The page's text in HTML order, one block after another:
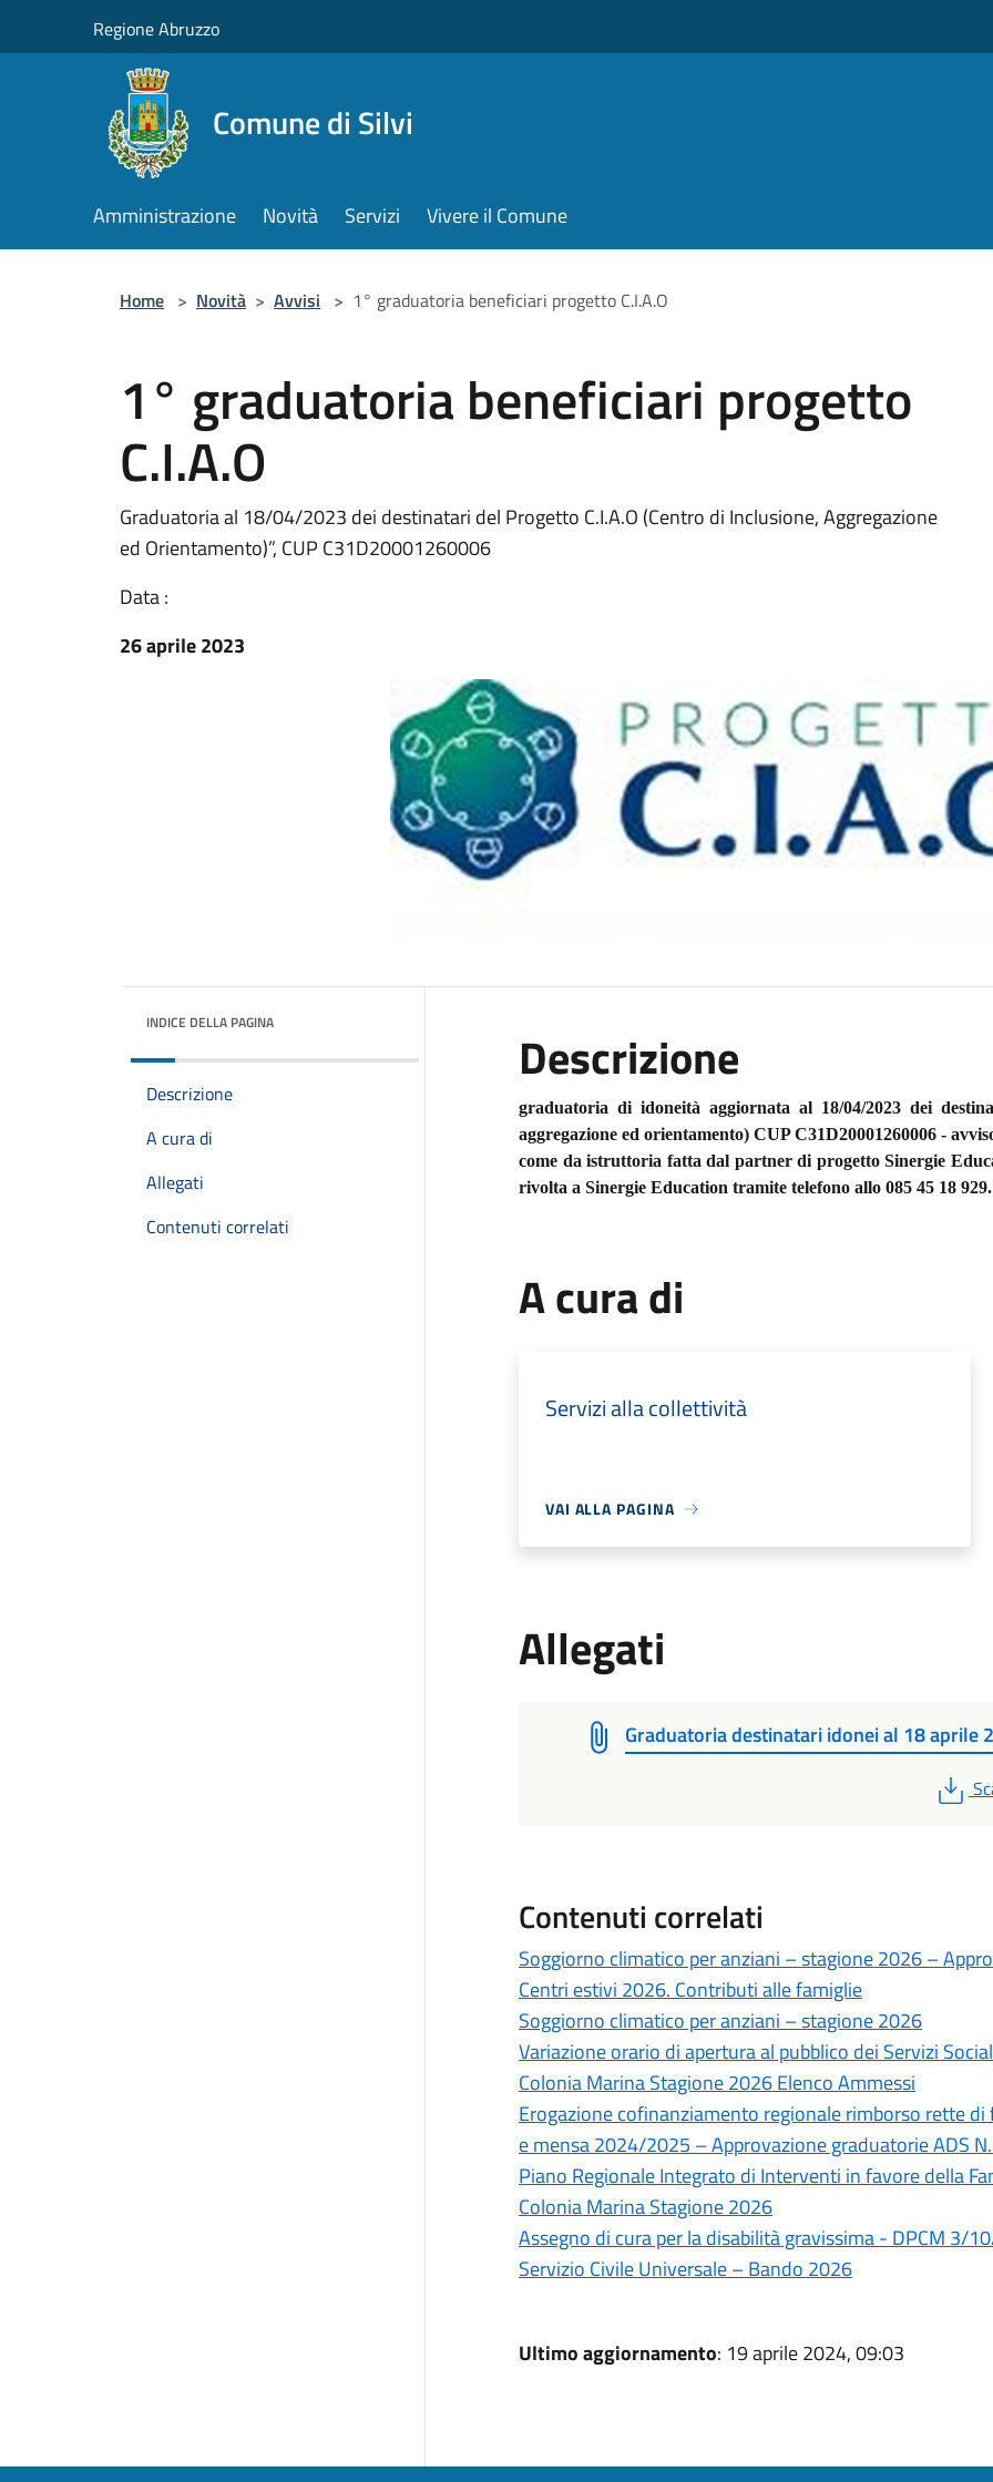
Regione Abruzzo
Comune di Silvi
Amministrazione Novità Servizi Vivere il Comune
Home > Novità > Avvisi > 1° graduatoria beneficiari progetto C.I.A.O
1° graduatoria beneficiari progetto
C.I.A.O
Graduatoria al 18/04/2023 dei destinatari del Progetto C.I.A.O (Centro di Inclusione, Aggregazione
ed Orientamento)”, CUP C31D20001260006
Data :
26 aprile 2023
INDICE DELLA PAGINA
Descrizione
A cura di
Allegati
Contenuti correlati
Descrizione
graduatoria di idoneità aggiornata al 18/04/2023 dei
aggregazione ed orientamento) CUP C31D20001260006 -
come da istruttoria fatta dal partner di progetto Sinergie
rivolta a Sinergie Education tramite telefono allo 085 45 18 929.
A cura di
Servizi alla collettività
VAI ALLA PAGINA
Allegati
Graduatoria destinatari idonei al 18 aprile
Contenuti correlati
Soggiorno climatico per anziani – stagione 2026 –
Centri estivi 2026. Contributi alle famiglie
Soggiorno climatico per anziani – stagione 2026
Variazione orario di apertura al pubblico dei Servizi
Colonia Marina Stagione 2026 Elenco Ammessi
Erogazione cofinanziamento regionale rimborso rette
e mensa 2024/2025 – Approvazione graduatorie ADS
Piano Regionale Integrato di Interventi in favore della
Colonia Marina Stagione 2026
Assegno di cura per la disabilità gravissima - DPCM 3/
Servizio Civile Universale – Bando 2026
Ultimo aggiornamento: 19 aprile 2024, 09:03